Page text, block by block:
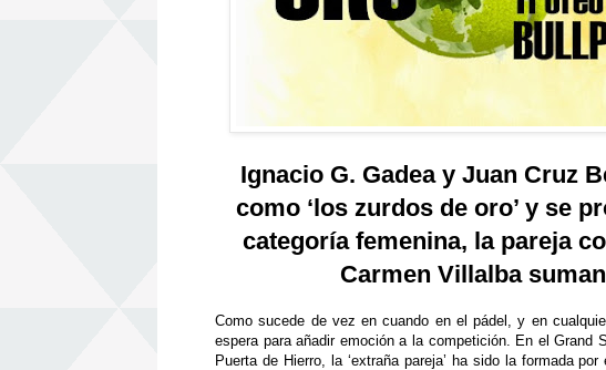
Ignacio G. Gadea y Juan Cruz
como ‘los zurdos de oro’ y se
categoría femenina, la pareja
Carmen Villalba
Como sucede de vez en cuando en el pádel, y en
espera para añadir emoción a la competición. En el Grand
Puerta de Hierro, la ‘extraña pareja’ ha sido la formada por